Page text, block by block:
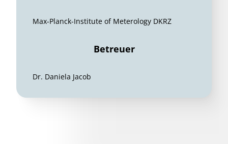
Max-Planck-Institute of Meterology DKRZ
Betreuer
Dr. Daniela Jacob